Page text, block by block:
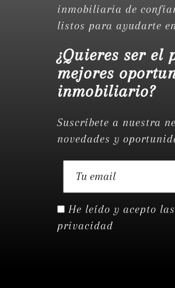
inmobiliaria de
listos para ayudarte
¿Quieres ser el
mejores
inmobiliario?
Suscríbete a nuestra
novedades y
He leído y acepto
privacidad